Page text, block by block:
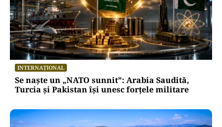
INTERNAȚIONAL
Se naște un „NATO sunnit”: Arabia Saudită,
Turcia și Pakistan își unesc forțele militare